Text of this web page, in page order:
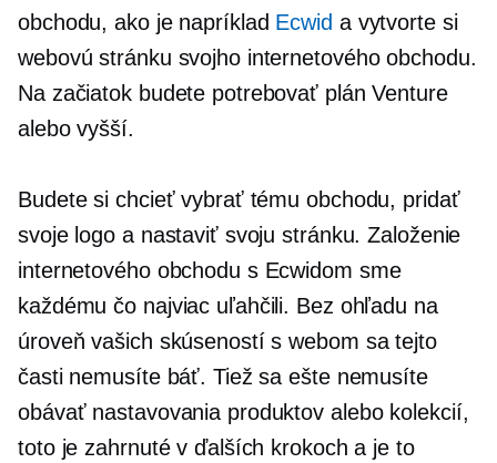
obchodu, ako je napríklad Ecwid a vytvorte si
webovú stránku svojho internetového obchodu.
Na začiatok budete potrebovať plán Venture
alebo vyšší.
Budete si chcieť vybrať tému obchodu, pridať
svoje logo a nastaviť svoju stránku. Založenie
internetového obchodu s Ecwidom sme
každému čo najviac uľahčili. Bez ohľadu na
úroveň vašich skúseností s webom sa tejto
časti nemusíte báť. Tiež sa ešte nemusíte
obávať nastavovania produktov alebo kolekcií,
toto je zahrnuté v ďalších krokoch a je to